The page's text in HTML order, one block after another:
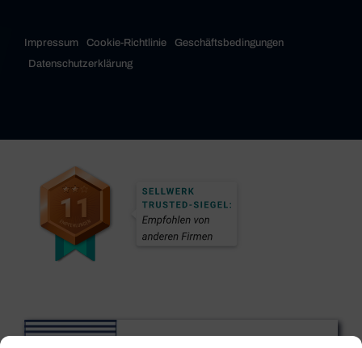
Impressum Cookie-Richtlinie
Geschäftsbedingungen
Datenschutzerklärung